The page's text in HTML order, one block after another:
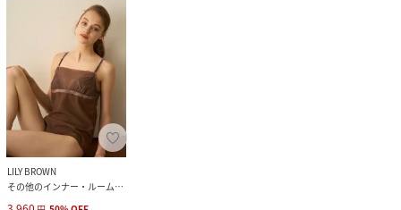
LILY BROWN
その他のインナー・ルームウェア